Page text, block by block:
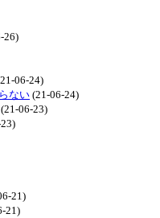
26)
06-24)
ない (21-06-24)
(21-06-23)
21)
21)